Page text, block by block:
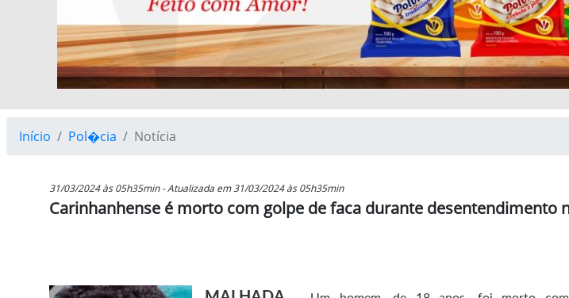
Início Pol�cia Notícia
31/03/2024 às 05h35min - Atualizada em 31/03/2024 às 05h35min
Carinhanhense é morto com golpe de faca durante desentendimento